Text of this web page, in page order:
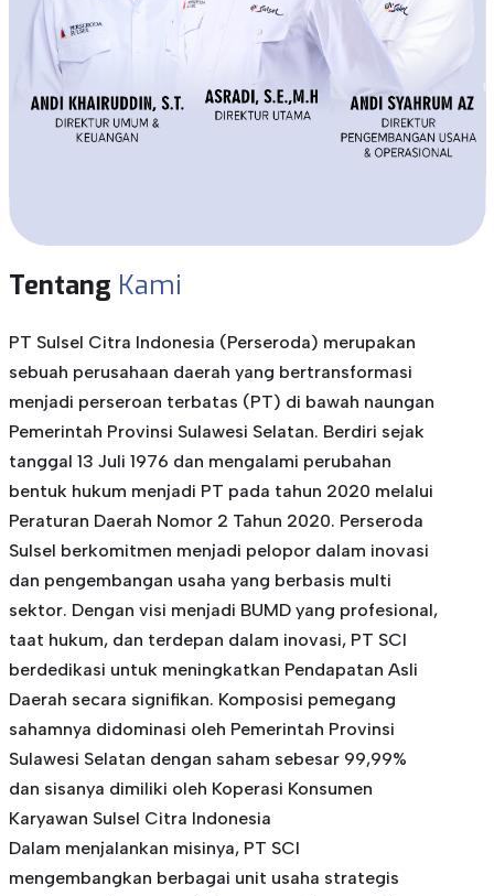
Tentang Kami
PT Sulsel Citra Indonesia (Perseroda) merupakan
sebuah perusahaan daerah yang bertransformasi
menjadi perseroan terbatas (PT) di bawah naungan
Pemerintah Provinsi Sulawesi Selatan. Berdiri sejak
tanggal 13 Juli 1976 dan mengalami perubahan
bentuk hukum menjadi PT pada tahun 2020 melalui
Peraturan Daerah Nomor 2 Tahun 2020. Perseroda
Sulsel berkomitmen menjadi pelopor dalam inovasi
dan pengembangan usaha yang berbasis multi
sektor. Dengan visi menjadi BUMD yang profesional,
taat hukum, dan terdepan dalam inovasi, PT SCI
berdedikasi untuk meningkatkan Pendapatan Asli
Daerah secara signifikan. Komposisi pemegang
sahamnya didominasi oleh Pemerintah Provinsi
Sulawesi Selatan dengan saham sebesar 99,99%
dan sisanya dimiliki oleh Koperasi Konsumen
Karyawan Sulsel Citra Indonesia
Dalam menjalankan misinya, PT SCI
mengembangkan berbagai unit usaha strategis